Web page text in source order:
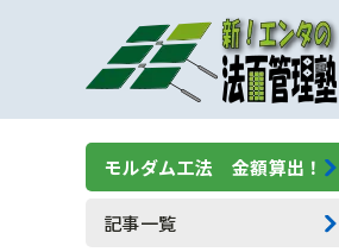
モルダム工法 金額算出！
記事一覧